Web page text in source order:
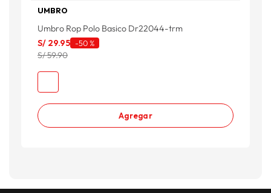
UMBRO
Umbro Rop Polo Basico Dr22044-trm
S/ 29.95 -50 %
S/ 59.90
Agregar